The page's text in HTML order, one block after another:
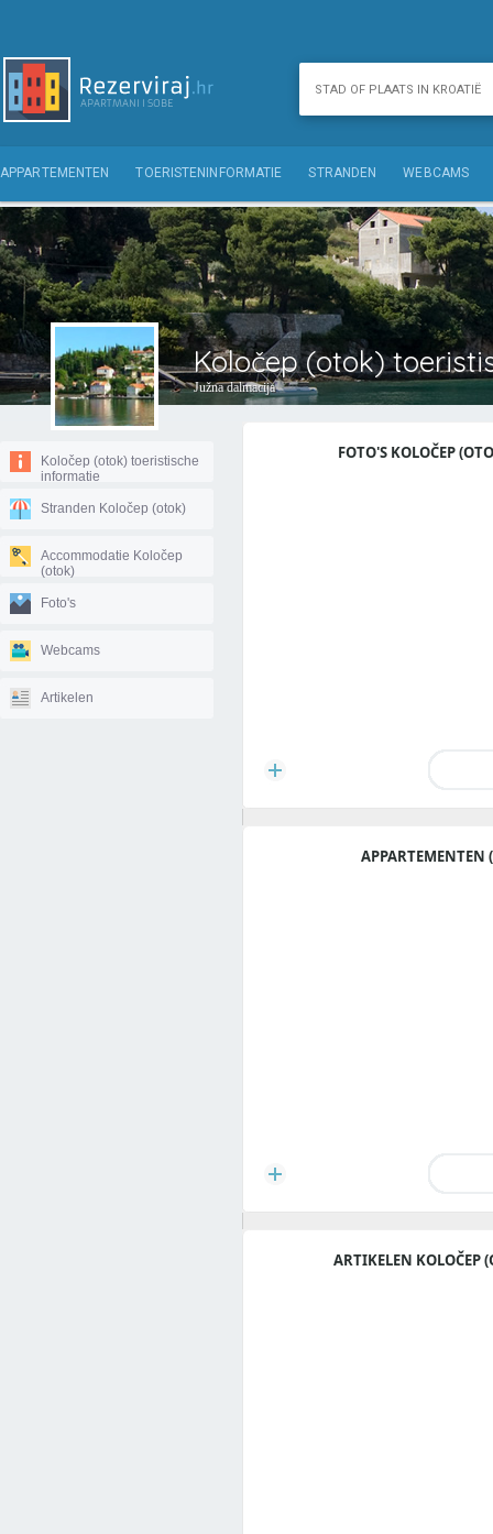
APPARTEMENTEN TOERISTENINFORMATIE STRANDEN WEBCAMS
Koločep (otok)
Južna dalmacija
Koločep (otok) toeristische
informatie
Stranden Koločep (otok)
Accommodatie Koločep
(otok)
Foto's
Webcams
Artikelen
FOTO'S KOLOČEP
APPARTEMENTEN
ARTIKELEN KOLOČEP